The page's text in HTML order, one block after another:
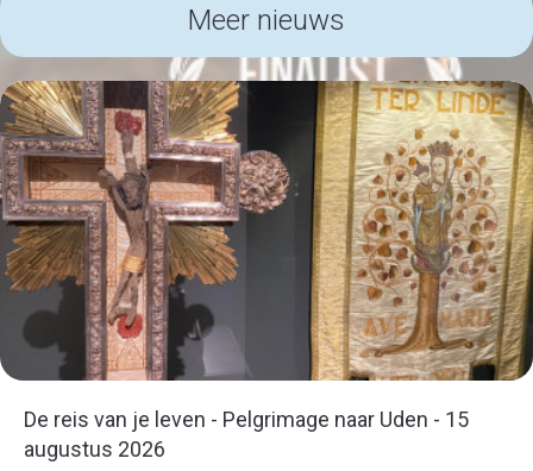
Meer nieuws
De reis van je leven - Pelgrimage naar Uden - 15
augustus 2026